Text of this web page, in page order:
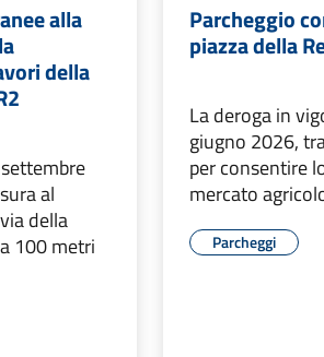
alla
della
al
della
100 metri
Parcheggio
piazza della
La deroga in
giugno 2026,
per consentire
mercato
Parcheggi